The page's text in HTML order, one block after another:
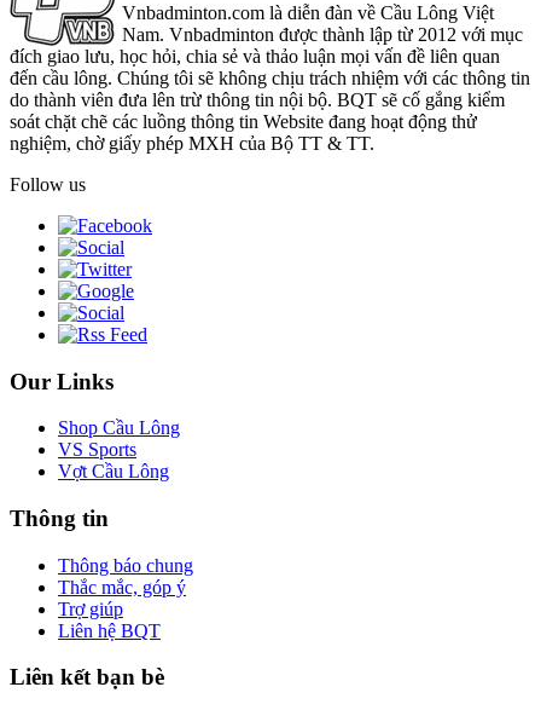
Vnbadminton.com là diễn đàn về Cầu Lông Việt
Nam. Vnbadminton được thành lập từ 2012 với mục
đích giao lưu, học hỏi, chia sẻ và thảo luận mọi vấn đề liên quan
đến cầu lông. Chúng tôi sẽ không chịu trách nhiệm với các thông tin
do thành viên đưa lên trừ thông tin nội bộ. BQT sẽ cố gắng kiểm
soát chặt chẽ các luồng thông tin Website đang hoạt động thử
nghiệm, chờ giấy phép MXH của Bộ TT & TT.
Follow us
Our Links
Shop Cầu Lông
VS Sports
Vợt Cầu Lông
Thông tin
Thông báo chung
Thắc mắc, góp ý
Trợ giúp
Liên hệ BQT
Liên kết bạn bè